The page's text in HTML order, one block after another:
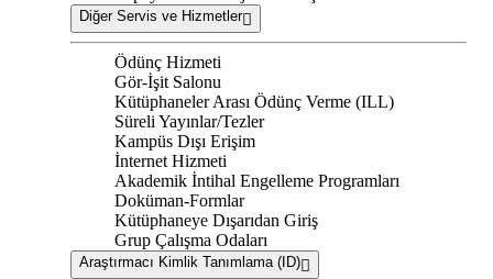
Diğer Servis ve Hizmetler
Ödünç Hizmeti
Gör-İşit Salonu
Kütüphaneler Arası Ödünç Verme (ILL)
Süreli Yayınlar/Tezler
Kampüs Dışı Erişim
İnternet Hizmeti
Akademik İntihal Engelleme Programları
Doküman-Formlar
Kütüphaneye Dışarıdan Giriş
Grup Çalışma Odaları
Araştırmacı Kimlik Tanımlama (ID)